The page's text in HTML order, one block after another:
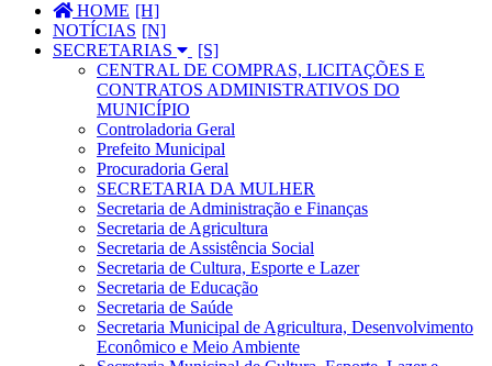
HOME
NOTÍCIAS
SECRETARIAS
CENTRAL DE COMPRAS, LICITAÇÕES E
CONTRATOS ADMINISTRATIVOS DO
MUNICÍPIO
Controladoria Geral
Prefeito Municipal
Procuradoria Geral
SECRETARIA DA MULHER
Secretaria de Administração e Finanças
Secretaria de Agricultura
Secretaria de Assistência Social
Secretaria de Cultura, Esporte e Lazer
Secretaria de Educação
Secretaria de Saúde
Secretaria Municipal de Agricultura, Desenvolvimento
Econômico e Meio Ambiente